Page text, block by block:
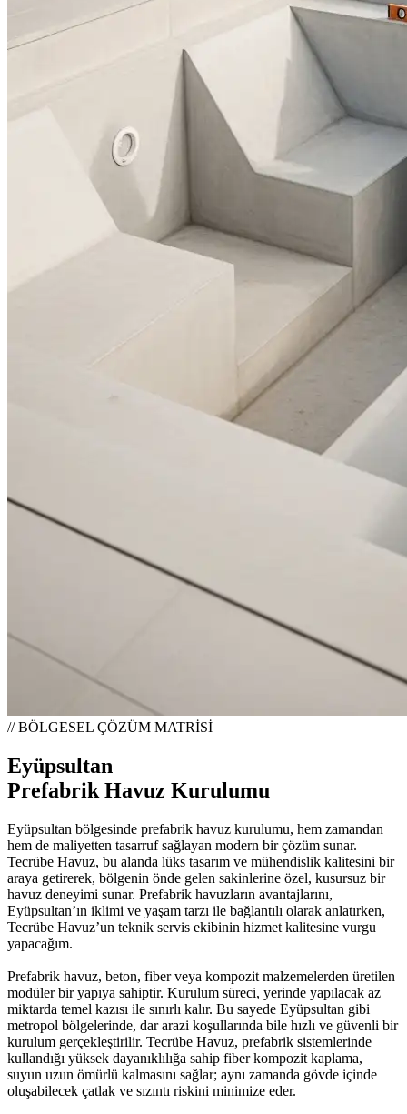
// BÖLGESEL ÇÖZÜM MATRİSİ
Eyüpsultan
Prefabrik Havuz Kurulumu
Eyüpsultan bölgesinde prefabrik havuz kurulumu, hem zamandan
hem de maliyetten tasarruf sağlayan modern bir çözüm sunar.
Tecrübe Havuz, bu alanda lüks tasarım ve mühendislik kalitesini bir
araya getirerek, bölgenin önde gelen sakinlerine özel, kusursuz bir
havuz deneyimi sunar. Prefabrik havuzların avantajlarını,
Eyüpsultan’ın iklimi ve yaşam tarzı ile bağlantılı olarak anlatırken,
Tecrübe Havuz’un teknik servis ekibinin hizmet kalitesine vurgu
yapacağım.
Prefabrik havuz, beton, fiber veya kompozit malzemelerden üretilen
modüler bir yapıya sahiptir. Kurulum süreci, yerinde yapılacak az
miktarda temel kazısı ile sınırlı kalır. Bu sayede Eyüpsultan gibi
metropol bölgelerinde, dar arazi koşullarında bile hızlı ve güvenli bir
kurulum gerçekleştirilir. Tecrübe Havuz, prefabrik sistemlerinde
kullandığı yüksek dayanıklılığa sahip fiber kompozit kaplama,
suyun uzun ömürlü kalmasını sağlar; aynı zamanda gövde içinde
oluşabilecek çatlak ve sızıntı riskini minimize eder.